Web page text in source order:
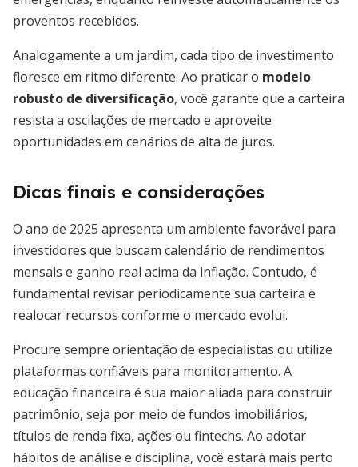
proventos recebidos.
Analogamente a um jardim, cada tipo de investimento
floresce em ritmo diferente. Ao praticar o modelo
robusto de diversificação, você garante que a carteira
resista a oscilações de mercado e aproveite
oportunidades em cenários de alta de juros.
Dicas finais e considerações
O ano de 2025 apresenta um ambiente favorável para
investidores que buscam calendário de rendimentos
mensais e ganho real acima da inflação. Contudo, é
fundamental revisar periodicamente sua carteira e
realocar recursos conforme o mercado evolui.
Procure sempre orientação de especialistas ou utilize
plataformas confiáveis para monitoramento. A
educação financeira é sua maior aliada para construir
patrimônio, seja por meio de fundos imobiliários,
títulos de renda fixa, ações ou fintechs. Ao adotar
hábitos de análise e disciplina, você estará mais perto